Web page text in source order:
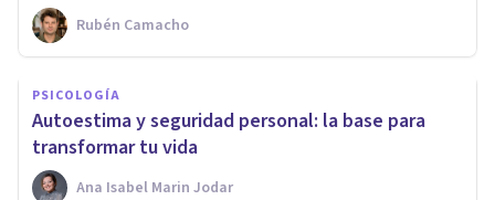
Rubén Camacho
PSICOLOGÍA
Autoestima y seguridad personal: la base para
transformar tu vida
Ana Isabel Marin Jodar